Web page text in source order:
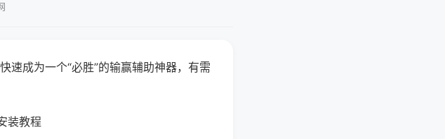
速成为一个“必胜”的输赢辅助神器，有需
装教程